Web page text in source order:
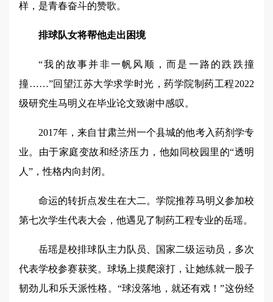
样，是青春奋斗的赞歌。
排球队女将帮他走出困境
“我的故事并非一帆风顺，而是一路的跌跌撞
撞……”回望江苏大学求学时光，药学院制药工程2022
级研究生马明义在毕业论文致谢中感叹。
2017年，来自甘肃兰州一个县城的他考入药剂学专
业。由于家庭变故和经济压力，他如同校园里的“透明
人”，性格内向封闭。
命运的转折点发生在大二。学院推荐马明义参加校
第七次学生代表大会，他遇见了制药工程专业的岳瑶。
岳瑶是校排球队主力队员、国家二级运动员，多次
代表学校参赛获奖。球场上摸爬滚打，让她练就一股子
韧劲儿和乐天派性格。“球没落地，就还有戏！”这份经